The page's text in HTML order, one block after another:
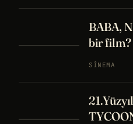
BABA,
bir film?
SINEMA